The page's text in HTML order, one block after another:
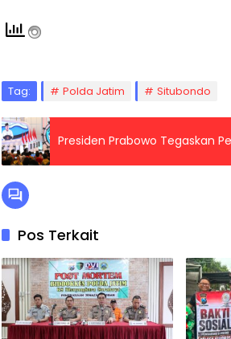
Tag: Polda Jatim Situbondo
Presiden Prabowo Tegaskan
Pos Terkait